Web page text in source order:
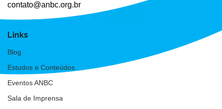
contato@anbc.org.br
Links
Blog
Estudos e Conteúdos
Eventos ANBC
Sala de Imprensa